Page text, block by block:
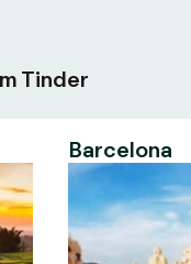
Tinder
Barcelona